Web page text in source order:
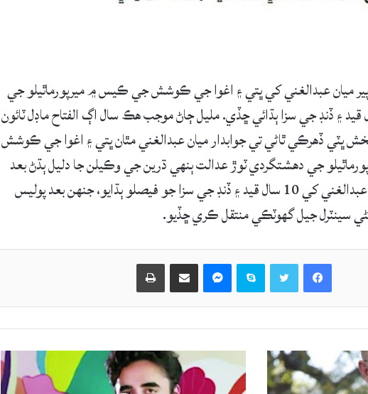
ميان عبدالغني کي ڀتي ۽ اغوا جي ڪوشش جي ڪيس ۾ ميرپورماٿيلو جي
ٽوڙ عدالت 10 سال قيد ۽ ڏنڊ جي سزا ٻڌائي ڇڏي. مليل ڄاڻ موجب هڪ سال اڳ الفتاح ماڊل ٽائون
ڀٽي ڏھرڪي ٿاڻي تي جوابدار ميان عبدالغني مٿان ڀتي ۽ اغوا جي ڪوشش
جي دهشتگردي ٽوڙ عدالت ٻنهي ڌرين جي وڪيلن جا دليل ٻڌڻ بعد
ڏوهه ثابت ٿيڻ تي جوابدار ميان عبدالغني کي 10 سال قيد ۽ ڏنڊ جي سزا جو فيصلو ٻڌايو، جنهن بعد پوليس
سينٽرل جيل گهوٽڪي منتقل ڪري ڇڏيو.
Facebook
Skype حصيداري ڪريو اي ميل ذريعي